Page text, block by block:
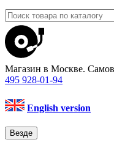
Магазин в Москве.
495 928-01-94
English version
Везде